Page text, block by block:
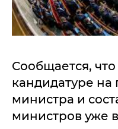
Сообщается,
кандидатуре на
министра и
министров уже